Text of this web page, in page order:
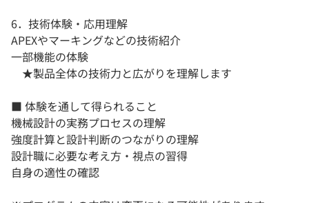
6．技術体験・応用理解
APEXやマーキングなどの技術紹介
一部機能の体験
★製品全体の技術力と広がりを理解します
■ 体験を通して得られること
機械設計の実務プロセスの理解
強度計算と設計判断のつながりの理解
設計職に必要な考え方・視点の習得
自身の適性の確認